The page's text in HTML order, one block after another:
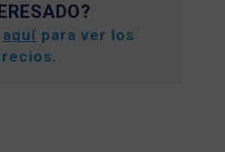
aquí para ver los